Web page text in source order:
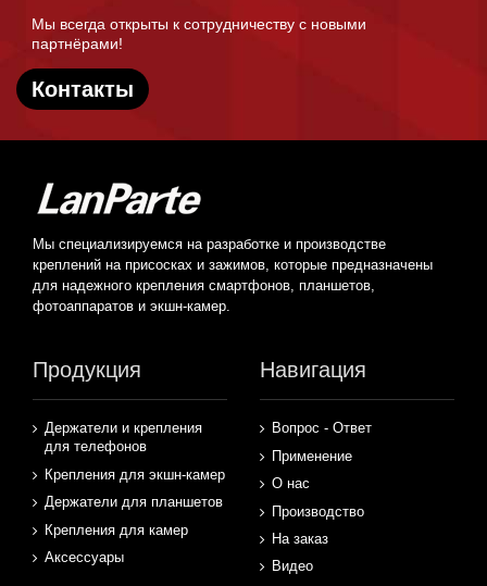
Мы всегда открыты к сотрудничеству с новыми
партнёрами!
Контакты
Мы специализируемся на разработке и производстве
креплений на присосках и зажимов, которые предназначены
для надежного крепления смартфонов, планшетов,
фотоаппаратов и экшн-камер.
Продукция
Держатели и крепления
для телефонов
Крепления для экшн-камер
Держатели для планшетов
Крепления для камер
Аксессуары
Навигация
Вопрос - Ответ
Применение
О нас
Производство
На заказ
Видео